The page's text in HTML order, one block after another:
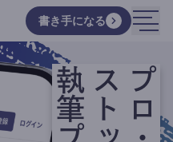
書き手になる